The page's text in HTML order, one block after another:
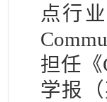
点行
担任《
学报